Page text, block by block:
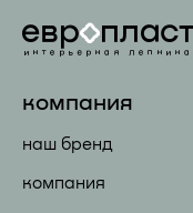
компания
наш бренд
компания